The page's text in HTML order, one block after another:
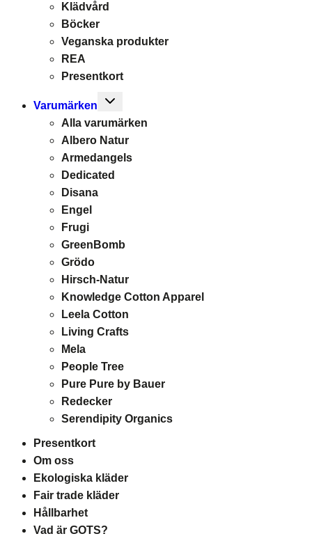
Klädvård
Böcker
Veganska produkter
REA
Presentkort
Varumärken
Toggle
menu
Alla varumärken
Albero Natur
Armedangels
Dedicated
Disana
Engel
Frugi
GreenBomb
Grödo
Hirsch-Natur
Knowledge Cotton Apparel
Leela Cotton
Living Crafts
Mela
People Tree
Pure Pure by Bauer
Redecker
Serendipity Organics
Presentkort
Om oss
Ekologiska kläder
Fair trade kläder
Hållbarhet
Vad är GOTS?